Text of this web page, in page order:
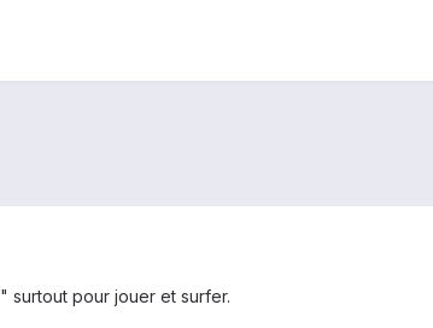
surtout pour jouer et surfer.